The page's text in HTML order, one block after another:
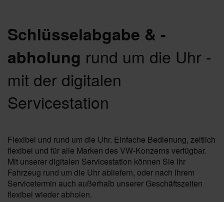
Schlüsselabgabe & -
abholung rund um die Uhr -
mit der digitalen
Servicestation
Flexibel und rund um die Uhr. Einfache Bedienung, zeitlich
flexibel und für alle Marken des VW-Konzerns verfügbar.
Mit unserer digitalen Servicestation können Sie Ihr
Fahrzeug rund um die Uhr abliefern, oder nach Ihrem
Servicetermin auch außerhalb unserer Geschäftszeiten
flexibel wieder abholen.